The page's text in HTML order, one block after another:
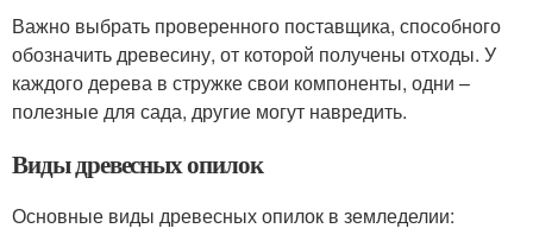
Важно выбрать проверенного поставщика, способного
обозначить древесину, от которой получены отходы. У
каждого дерева в стружке свои компоненты, одни –
полезные для сада, другие могут навредить.
Виды древесных опилок
Основные виды древесных опилок в земледелии: